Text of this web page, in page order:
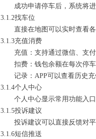
成功申请停车后，系统将
3.1.2找车位
直接在地图可以实时查看
3.1.3充值消费
充值：支持通过微信、支
扣费：钱包余额在每次停
记录：APP可以查看历史充
3.1.4个人中心
个人中心显示常用功能入
3.1.5投诉建议
投诉建议可以直接反馈对
3.1.6短信推送